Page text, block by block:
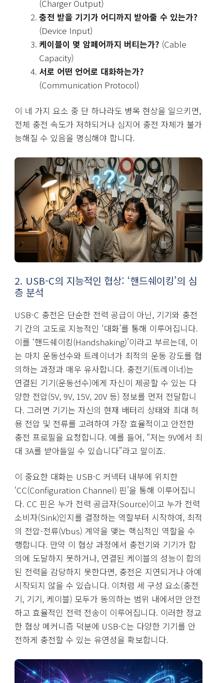
(Charger Output)
충전 받을 기기가 어디까지 받아줄 수 있는가?
(Device Input)
케이블이 몇 암페어까지 버티는가? (Cable
Capacity)
서로 어떤 언어로 대화하는가?
(Communication Protocol)
이 네 가지 요소 중 단 하나라도 병목 현상을 일으키면,
전체 충전 속도가 저하되거나 심지어 충전 자체가 불가
능해질 수 있음을 명심해야 합니다.
2. USB-C의 지능적인 협상: ‘핸드쉐이킹’의 심
층 분석
USB-C 충전은 단순한 전력 공급이 아닌, 기기와 충전
기 간의 고도로 지능적인 ‘대화’를 통해 이루어집니다.
이를 ‘핸드쉐이킹(Handshaking)’이라고 부르는데, 이
는 마치 운동선수와 트레이너가 최적의 운동 강도를 협
의하는 과정과 매우 유사합니다. 충전기(트레이너)는
연결된 기기(운동선수)에게 자신이 제공할 수 있는 다
양한 전압(5V, 9V, 15V, 20V 등) 정보를 먼저 전달합니
다. 그러면 기기는 자신의 현재 배터리 상태와 최대 허
용 전압 및 전류를 고려하여 가장 효율적이고 안전한
충전 프로필을 요청합니다. 예를 들어, “저는 9V에서 최
대 3A를 받아들일 수 있습니다”라고 말이죠.
이 중요한 대화는 USB-C 커넥터 내부에 위치한
‘CC(Configuration Channel) 핀’을 통해 이루어집니
다. CC 핀은 누가 전력 공급자(Source)이고 누가 전력
소비자(Sink)인지를 결정하는 역할부터 시작하여, 최적
의 전압-전류(Vbus) 계약을 맺는 핵심적인 역할을 수
행합니다. 만약 이 협상 과정에서 충전기와 기기가 합
의에 도달하지 못하거나, 연결된 케이블의 성능이 합의
된 전력을 감당하지 못한다면, 충전은 지연되거나 아예
시작되지 않을 수 있습니다. 이처럼 세 구성 요소(충전
기, 기기, 케이블) 모두가 동의하는 범위 내에서만 안전
하고 효율적인 전력 전송이 이루어집니다. 이러한 정교
한 협상 메커니즘 덕분에 USB-C는 다양한 기기를 안
전하게 충전할 수 있는 유연성을 확보합니다.